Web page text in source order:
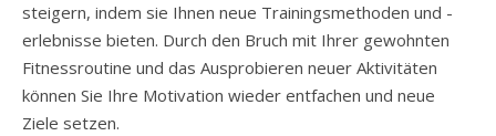
steigern, indem sie Ihnen neue Trainingsmethoden und -
erlebnisse bieten. Durch den Bruch mit Ihrer gewohnten
Fitnessroutine und das Ausprobieren neuer Aktivitäten
können Sie Ihre Motivation wieder entfachen und neue
Ziele setzen.